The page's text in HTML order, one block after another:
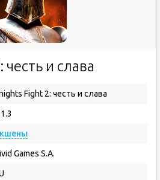
и слава
Fight 2: честь и слава
Games S.A.